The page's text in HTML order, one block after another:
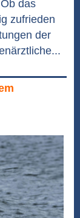
das
zufrieden
der